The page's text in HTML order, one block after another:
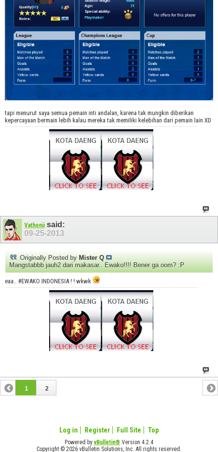
tapi menurut saya semua pemain inti andalan, karena tak mungkin diberikan
kepercayaan bermain lebih kalau mereka tak memiliki kelebihan dari pemain lain XD
Vathonii said:
09-25-2013
Originally Posted by Mister Q
Mangstabbb jauh2 dari makasar.. Ewako!!!! Bener ga oom? :P
eaa.. #EWAKO INDONESIA ! ! wkwk
1 2
Log in Register Full Site Top
Powered byvBulletin® Version 4.2.4
Copyright © 2026 vBulletin Solutions, Inc. All rights reserved.